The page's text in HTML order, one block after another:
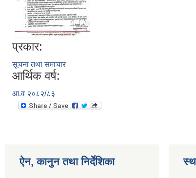
प्रकार:
सूचना तथा समाचार
आर्थिक वर्ष:
आ.व २०८२/८३
ऐन, कानुन तथा निर्देशिका